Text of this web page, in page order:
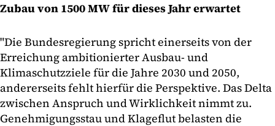
Zubau von 1500 MW für dieses Jahr erwartet
"Die Bundesregierung spricht einerseits von der
Erreichung ambitionierter Ausbau- und
Klimaschutzziele für die Jahre 2030 und 2050,
andererseits fehlt hierfür die Perspektive. Das Delta
zwischen Anspruch und Wirklichkeit nimmt zu.
Genehmigungsstau und Klageflut belasten die